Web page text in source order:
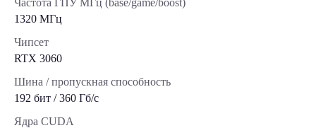
Частота ГПУ МГц (base/game/boost)
1320 МГц
Чипсет
RTX 3060
Шина / пропускная способность
192 бит / 360 Гб/с
Ядра CUDA